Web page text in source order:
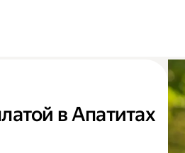
в Апатитах